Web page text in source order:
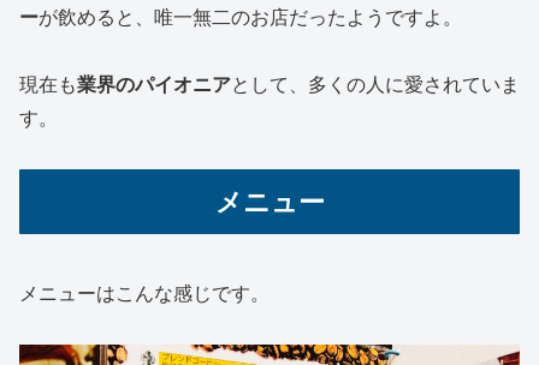
ーが飲めると、唯一無二のお店だったようですよ。
現在も業界のパイオニアとして、多くの人に愛されていま
す。
メニュー
メニューはこんな感じです。